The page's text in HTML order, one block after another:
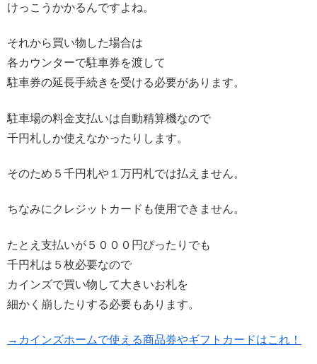
けっこうかかるんですよね。
それから買い物した場合は
各カウンターで駐車券を渡して
駐車券の延長手続きを受ける必要があります。
駐車場の料金支払いは自動精算機なので
千円札しか使えなかったりします。
そのため５千円札や１万円札では払えません。
ちなみにクレジットカードも使用できません。
たとえ支払いが５０００円ぴったりでも
千円札は５枚必要なので
カインズで買い物して大きいお札を
細かく崩したりする必要もあります。
→カインズホームで使える商品券やギフトカードはこれ！